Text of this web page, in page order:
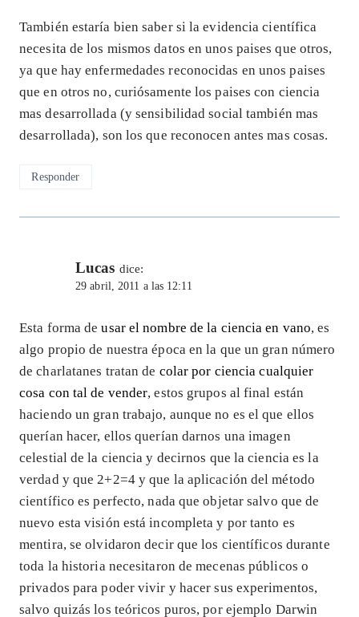
También estaría bien saber si la evidencia científica
necesita de los mismos datos en unos paises que otros,
ya que hay enfermedades reconocidas en unos paises
que en otros no, curiósamente los paises con ciencia
mas desarrollada (y sensibilidad social también mas
desarrollada), son los que reconocen antes mas cosas.
Responder
Lucas dice:
29 abril, 2011 a las 12:11
Esta forma deusar el nombre de la ciencia en vano, es
algo propio de nuestra época en la que un gran número
de charlatanes tratan de colar por ciencia cualquier
cosa con tal de vender, estos grupos al final están
haciendo un gran trabajo, aunque no es el que ellos
querían hacer, ellos querían darnos una imagen
celestial de la ciencia y decirnos que la ciencia es la
verdad y que 2+2=4 y que la aplicación del método
científico es perfecto, nada que objetar salvo que de
nuevo esta visión está incompleta y por tanto es
mentira, se olvidaron decir que los científicos durante
toda la historia necesitaron de mecenas públicos o
privados para poder vivir y hacer sus experimentos,
salvo quizás los teóricos puros, por ejemplo Darwin